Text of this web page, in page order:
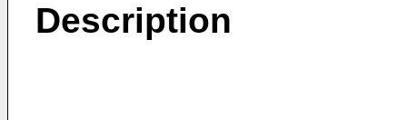
Description